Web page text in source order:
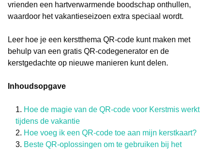
vrienden een hartverwarmende boodschap onthullen,
waardoor het vakantieseizoen extra speciaal wordt.
Leer hoe je een kerstthema QR-code kunt maken met
behulp van een gratis QR-codegenerator en de
kerstgedachte op nieuwe manieren kunt delen.
Inhoudsopgave
Hoe de magie van de QR-code voor Kerstmis werkt
tijdens de vakantie
Hoe voeg ik een QR-code toe aan mijn kerstkaart?
Beste QR-oplossingen om te gebruiken bij het